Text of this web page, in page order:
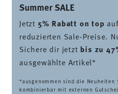
Summer SALE
Jetzt 5% Rabatt on top
reduzierten Sale-Preise.
Sichere dir jetzt bis zu
ausgewählte Artikel*
*ausgenommen sind die Neuheiten
kombinierbar mit externen